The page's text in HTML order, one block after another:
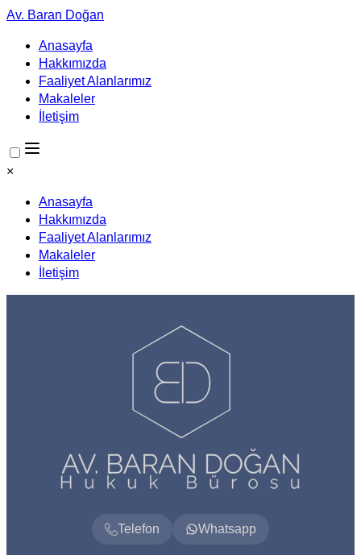
Av. Baran Doğan
Anasayfa
Hakkımızda
Faaliyet Alanlarımız
Makaleler
İletişim
×
Anasayfa
Hakkımızda
Faaliyet Alanlarımız
Makaleler
İletişim
Telefon Whatsapp